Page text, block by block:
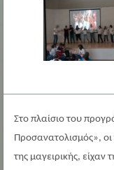
Στο πλαίσιο του
Προσανατολισμός», οι
της μαγειρικής,